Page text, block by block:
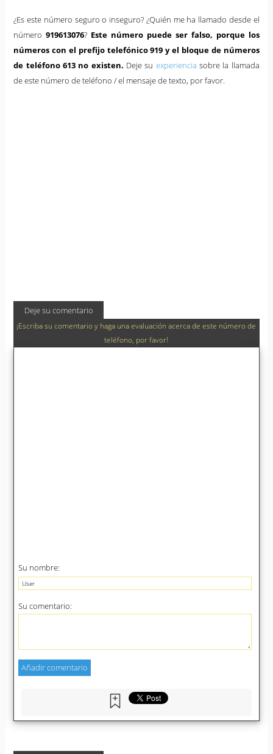
¿Es este número seguro o inseguro? ¿Quién me ha llamado desde el
número919613076? Este número puede ser falso, porque los
números con el prefijo telefónico 919 y el bloque de números
de teléfono 613 no existen. Deje su experiencia sobre la llamada
de este número de teléfono / el mensaje de texto, por favor.
Deje su comentario
¡Escriba su comentario y haga una evaluación acerca de este número de
teléfono, por favor!
Su nombre:
Su comentario: